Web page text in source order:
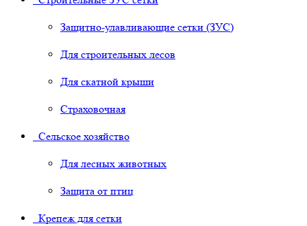
Защитно-улавливающие сетки (ЗУС)
Для строительных лесов
Для скатной крыши
Страховочная
Сельское хозяйство
Для лесных животных
Защита от птиц
Крепеж для сетки